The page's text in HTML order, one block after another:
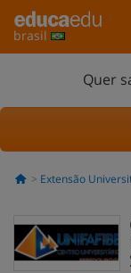
brasil
Quer
Extensão